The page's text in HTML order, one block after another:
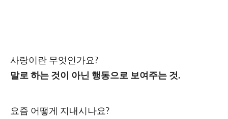
사랑이란 무엇인가요?
말로 하는 것이 아닌 행동으로 보여주는 것.
요즘 어떻게 지내시나요?